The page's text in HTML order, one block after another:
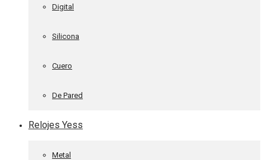
Digital
Silicona
Cuero
De Pared
Relojes Yess
Metal